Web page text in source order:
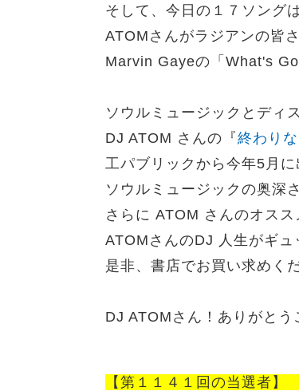
そして、今日の１７ソングは
ATOMさんがラジア ンの皆
Marvin Gayeの「 What's
ソウルミュージックとディ
DJ ATOM さんの『終わり
工パブリックから今年5月に
ソウルミュージックの奥深
さらに ATOM さんのオス
ATOMさんのDJ 人生がギュ
是非、書店でお買い求めく
DJ ATOMさん！ありがとう
【第１１４１回の当選者】